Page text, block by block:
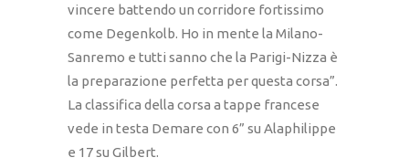
vincere battendo un corridore fortissimo
come Degenkolb. Ho in mente la Milano-
Sanremo e tutti sanno che la Parigi-Nizza è
la preparazione perfetta per questa corsa”.
La classifica della corsa a tappe francese
vede in testa Demare con 6” su Alaphilippe
e 17 su Gilbert.